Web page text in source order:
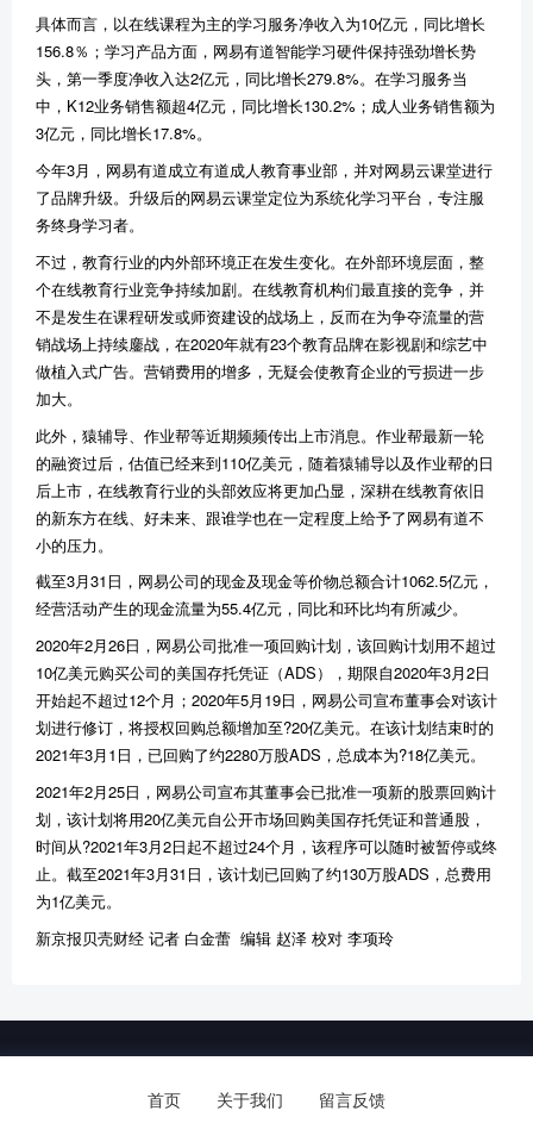
具体而言，以在线课程为主的学习服务净收入为10亿元，同比增长
156.8％；学习产品方面，网易有道智能学习硬件保持强劲增长势
头，第一季度净收入达2亿元，同比增长279.8%。在学习服务当
中，K12业务销售额超4亿元，同比增长130.2%；成人业务销售额为
3亿元，同比增长17.8%。
今年3月，网易有道成立有道成人教育事业部，并对网易云课堂进行
了品牌升级。升级后的网易云课堂定位为系统化学习平台，专注服
务终身学习者。
不过，教育行业的内外部环境正在发生变化。在外部环境层面，整
个在线教育行业竞争持续加剧。在线教育机构们最直接的竞争，并
不是发生在课程研发或师资建设的战场上，反而在为争夺流量的营
销战场上持续鏖战，在2020年就有23个教育品牌在影视剧和综艺中
做植入式广告。营销费用的增多，无疑会使教育企业的亏损进一步
加大。
此外，猿辅导、作业帮等近期频频传出上市消息。作业帮最新一轮
的融资过后，估值已经来到110亿美元，随着猿辅导以及作业帮的日
后上市，在线教育行业的头部效应将更加凸显，深耕在线教育依旧
的新东方在线、好未来、跟谁学也在一定程度上给予了网易有道不
小的压力。
截至3月31日，网易公司的现金及现金等价物总额合计1062.5亿元，
经营活动产生的现金流量为55.4亿元，同比和环比均有所减少。
2020年2月26日，网易公司批准一项回购计划，该回购计划用不超过
10亿美元购买公司的美国存托凭证（ADS），期限自2020年3月2日
开始起不超过12个月；2020年5月19日，网易公司宣布董事会对该计
划进行修订，将授权回购总额增加至?20亿美元。在该计划结束时的
2021年3月1日，已回购了约2280万股ADS，总成本为?18亿美元。
2021年2月25日，网易公司宣布其董事会已批准一项新的股票回购计
划，该计划将用20亿美元自公开市场回购美国存托凭证和普通股，
时间从?2021年3月2日起不超过24个月，该程序可以随时被暂停或终
止。截至2021年3月31日，该计划已回购了约130万股ADS，总费用
为1亿美元。
新京报贝壳财经 记者 白金蕾 编辑 赵泽 校对 李项玲
首页 关于我们 留言反馈